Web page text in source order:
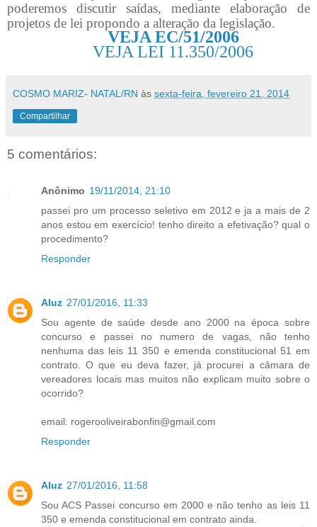
poderemos discutir saídas, mediante elaboração de
projetos de lei propondo a alteração da legislação.
VEJA EC/51/2006
VEJA LEI 11.350/2006
COSMO MARIZ- NATAL/RN às sexta-feira, fevereiro 21, 2014
Compartilhar
5 comentários:
Anônimo 19/11/2014, 21:10
passei pro um processo seletivo em 2012 e ja a mais de 2
anos estou em exercício! tenho direito a efetivação? qual o
procedimento?
Responder
Aluz 27/01/2016, 11:33
Sou agente de saúde desde ano 2000 na época sobre
concurso e passei no numero de vagas, não tenho
nenhuma das leis 11 350 e emenda constitucional 51 em
contrato. O que eu deva fazer, já procurei a câmara de
vereadores locais mas muitos não explicam muito sobre o
ocorrido?
email: rogerooliveirabonfin@gmail.com
Responder
Aluz 27/01/2016, 11:58
Sou ACS Passei concurso em 2000 e não tenho as leis 11
350 e emenda constitucional em contrato ainda.